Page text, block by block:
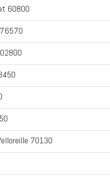
60800
70130